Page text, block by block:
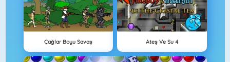
Çağlar Boyu Savaş Ateş Ve Su 4